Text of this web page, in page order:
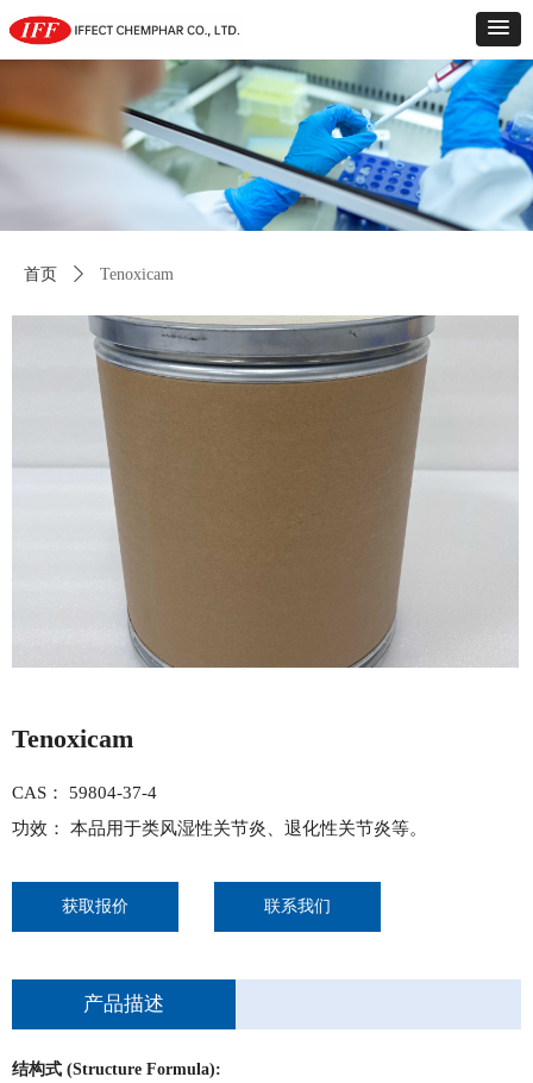
Tenoxicam
首页 ꄲ Tenoxicam
CAS： 59804-37-4
功效： 本品用于类风湿性关节炎、退化性关节炎等。
获取报价 联系我们
产品描述
结构式 (Structure Formula):